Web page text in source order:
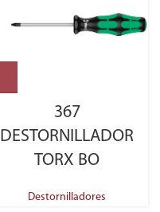
367
DESTORNILLADOR
TORX BO
Destornilladores